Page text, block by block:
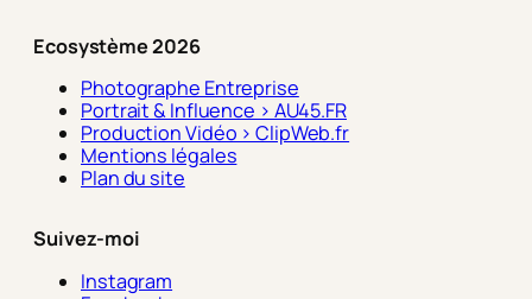
Ecosystème 2026
Photographe Entreprise
Portrait & Influence > AU45.FR
Production Vidéo > ClipWeb.fr
Mentions légales
Plan du site
Suivez-moi
Instagram